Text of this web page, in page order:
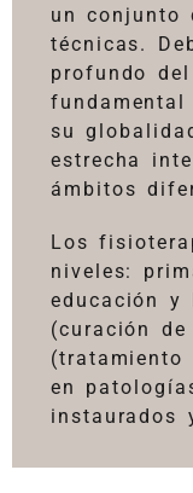
un conjunto
técnicas.
profundo
su
estrecha
ámbitos
Los
niveles:
educación y
(curación
(tratamiento
en
instaurados